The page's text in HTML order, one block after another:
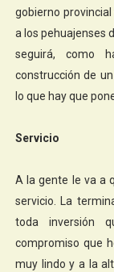
gobierno
a los pehuajenses
seguirá, como
construcción de
lo que hay que
Servicio
A la gente le va a
servicio. La
toda inversión
compromiso que
muy lindo y a la